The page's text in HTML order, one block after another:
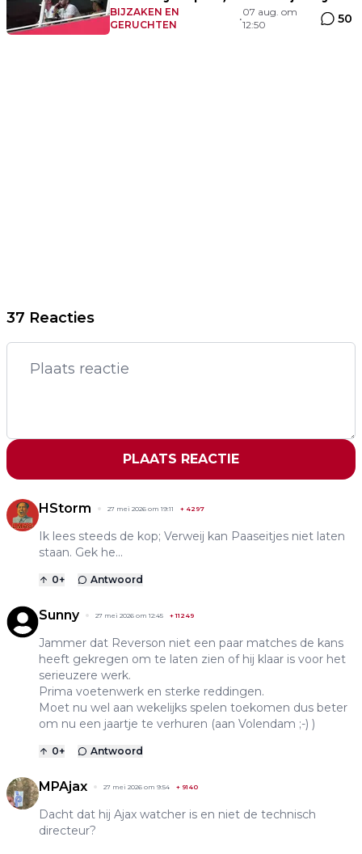
BIJZAKEN EN
GERUCHTEN
•
07 aug. om
12:50
50
37 Reacties
PLAATS REACTIE
HStorm 27 mei 2026 om 19:11 + 4297
Ik lees steeds de kop; Verweij kan Paaseitjes niet laten
staan. Gek he...
0+ Antwoord
Sunny 27 mei 2026 om 12:45 +11249
Jammer dat Reverson niet een paar matches de kans
heeft gekregen om te laten zien of hij klaar is voor het
serieuzere werk.
Prima voetenwerk en sterke reddingen.
Moet nu wel aan wekelijks spelen toekomen dus beter
om nu een jaartje te verhuren (aan Volendam ;-) )
0+ Antwoord
MPAjax 27 mei 2026 om 9:54 + 9140
Dacht dat hij Ajax watcher is en niet de technisch
directeur?